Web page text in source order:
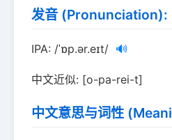
发音 (Pronunciation):
IPA: /ˈɒp.ər.eɪt/ 🔊
中文近似: [o-pa-rei-t]
中文意思与词性